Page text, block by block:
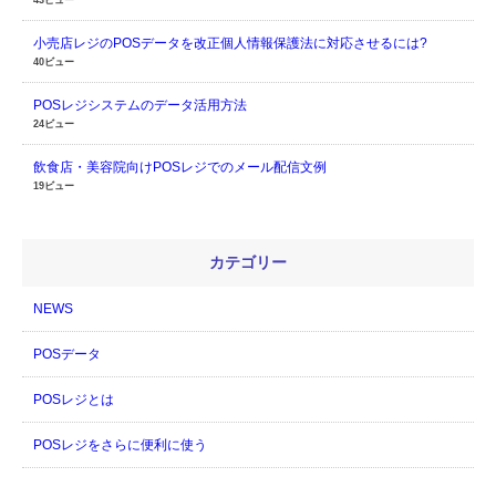
小売店レジのPOSデータを改正個人情報保護法に対応させるには?
40ビュー
POSレジシステムのデータ活用方法
24ビュー
飲食店・美容院向けPOSレジでのメール配信文例
19ビュー
カテゴリー
NEWS
POSデータ
POSレジとは
POSレジをさらに便利に使う